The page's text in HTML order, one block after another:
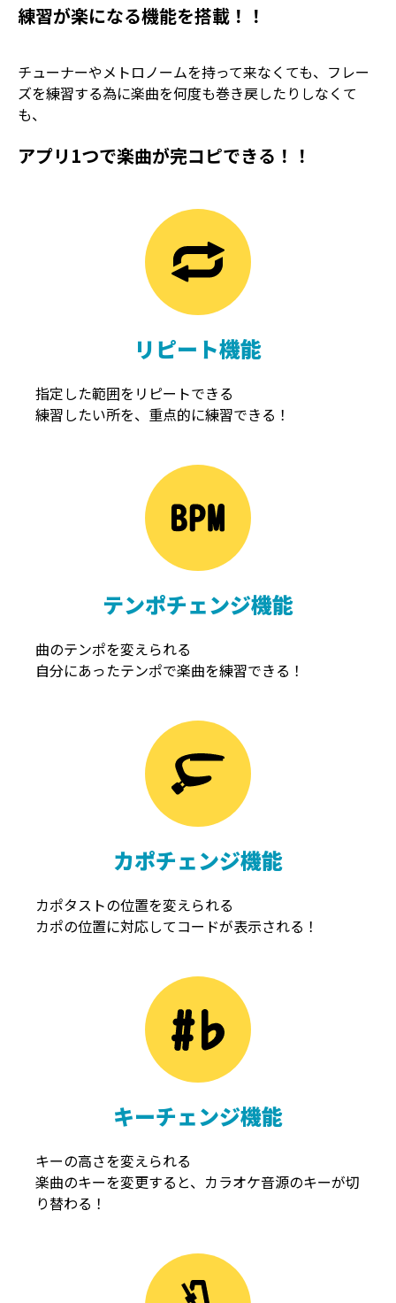
練習が楽になる機能を搭載！！
チューナーやメトロノームを持って来なくても、フレー
ズを練習する為に楽曲を何度も巻き戻したりしなくて
も、
アプリ1つで楽曲が完コピできる！！
リピート機能
指定した範囲をリピートできる
練習したい所を、重点的に練習できる！
テンポチェンジ機能
曲のテンポを変えられる
自分にあったテンポで楽曲を練習できる！
カポチェンジ機能
カポタストの位置を変えられる
カポの位置に対応してコードが表示される！
キーチェンジ機能
キーの高さを変えられる
楽曲のキーを変更すると、カラオケ音源のキーが切
り替わる！